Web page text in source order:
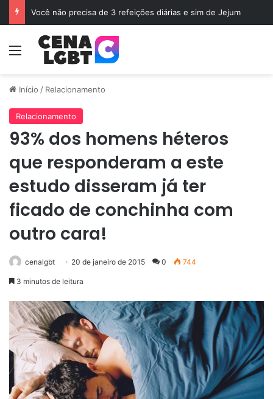
Você não precisa de 3 refeições diárias e sim de Jejum
Menu
Início / Relacionamento
Relacionamento
93% dos homens héteros
que responderam a este
estudo disseram já ter
ficado de conchinha com
outro cara!
cenalgbt 20 de janeiro de 2015 0 744
3 minutos de leitura